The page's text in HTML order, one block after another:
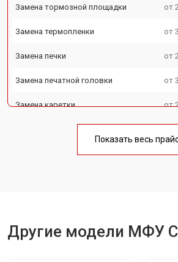
Замена тормозной площадки от
Замена термопленки от
Замена печки от
Замена печатной головки от
Замена каретки от
Замена блока питания от
Показать весь
Другие модели МФУ